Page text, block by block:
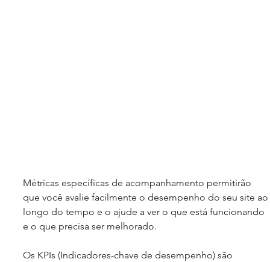
Métricas específicas de acompanhamento permitirão
que você avalie facilmente o desempenho do seu site ao
longo do tempo e o ajude a ver o que está funcionando
e o que precisa ser melhorado.
Os KPIs (Indicadores-chave de desempenho) são